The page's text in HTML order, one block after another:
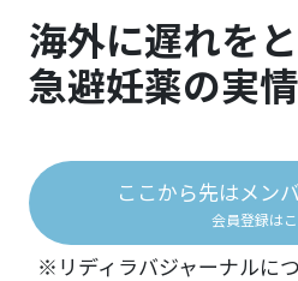
海外に遅れを
急避妊薬の実情
ここから先はメン
会員登録は
※リディラバジャーナルに